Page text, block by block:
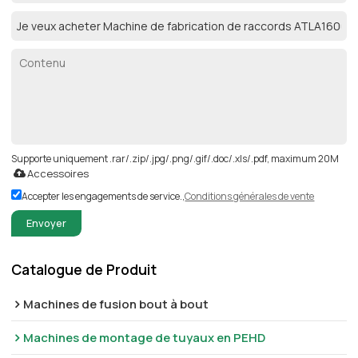
Supporte uniquement .rar/.zip/.jpg/.png/.gif/.doc/.xls/.pdf, maximum 20M
Accessoires
Accepter les engagements de service.,Conditions générales de vente
Envoyer
Catalogue de Produit
Machines de fusion bout à bout
Machines de montage de tuyaux en PEHD